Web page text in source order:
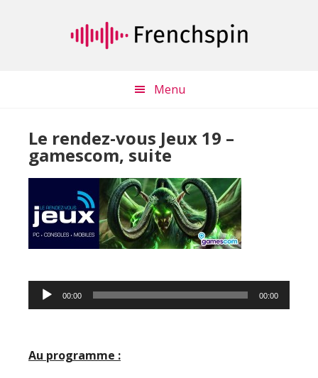
Menu
Le rendez-vous Jeux 19 –
gamescom, suite
Lecteur
audio
00:00 00:00
Au programme :